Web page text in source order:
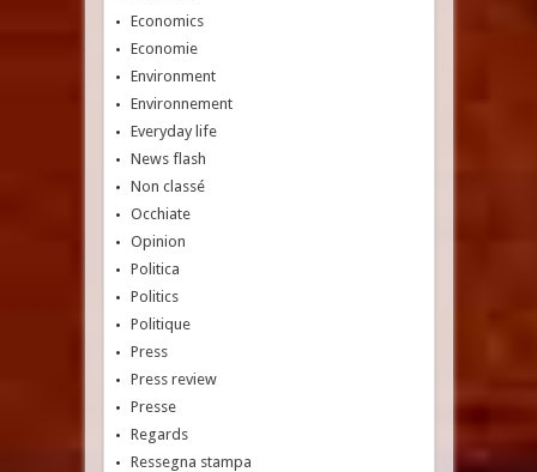
Economics
Economie
Environment
Environnement
Everyday life
News flash
Non classé
Occhiate
Opinion
Politica
Politics
Politique
Press
Press review
Presse
Regards
Ressegna stampa